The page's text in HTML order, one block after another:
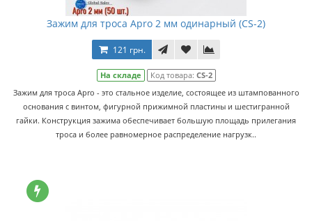
Зажим для троса Apro 2 мм одинарный (CS-2)
121 грн.
На складе Код товара: CS-2
Зажим для троса Apro - это стальное изделие, состоящее из штампованного
основания с винтом, фигурной прижимной пластины и шестигранной
гайки. Конструкция зажима обеспечивает большую площадь прилегания
троса и более равномерное распределение нагрузк..